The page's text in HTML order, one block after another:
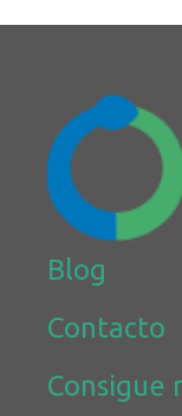
Blog
Contacto
Consigue